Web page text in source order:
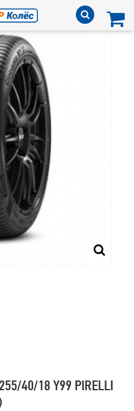
40/18 Y99 PIRELLI